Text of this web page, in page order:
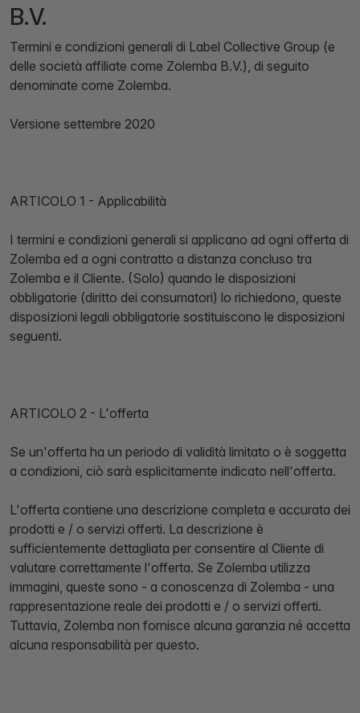
B.V.
Termini e condizioni generali di Label Collective Group (e
delle società affiliate come Zolemba B.V.), di seguito
denominate come Zolemba.
Versione settembre 2020
ARTICOLO 1 - Applicabilità
I termini e condizioni generali si applicano ad ogni offerta di
Zolemba ed a ogni contratto a distanza concluso tra
Zolemba e il Cliente. (Solo) quando le disposizioni
obbligatorie (diritto dei consumatori) lo richiedono, queste
disposizioni legali obbligatorie sostituiscono le disposizioni
seguenti.
ARTICOLO 2 - L'offerta
Se un'offerta ha un periodo di validità limitato o è soggetta
a condizioni, ciò sarà esplicitamente indicato nell'offerta.
L'offerta contiene una descrizione completa e accurata dei
prodotti e / o servizi offerti. La descrizione è
sufficientemente dettagliata per consentire al Cliente di
valutare correttamente l'offerta. Se Zolemba utilizza
immagini, queste sono - a conoscenza di Zolemba - una
rappresentazione reale dei prodotti e / o servizi offerti.
Tuttavia, Zolemba non fornisce alcuna garanzia né accetta
alcuna responsabilità per questo.